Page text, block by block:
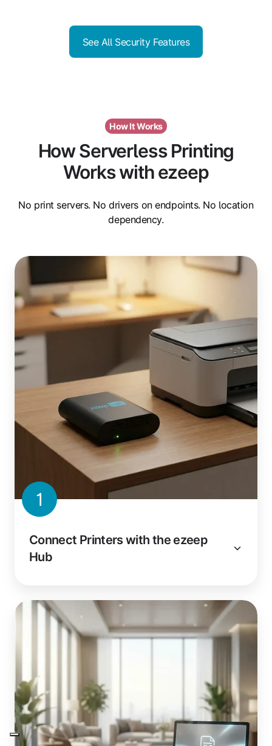
See All Security Features
How It Works
How Serverless Printing
Works with ezeep
No print servers. No drivers on endpoints. No location
dependency.
1
Connect Printers with the ezeep
Hub